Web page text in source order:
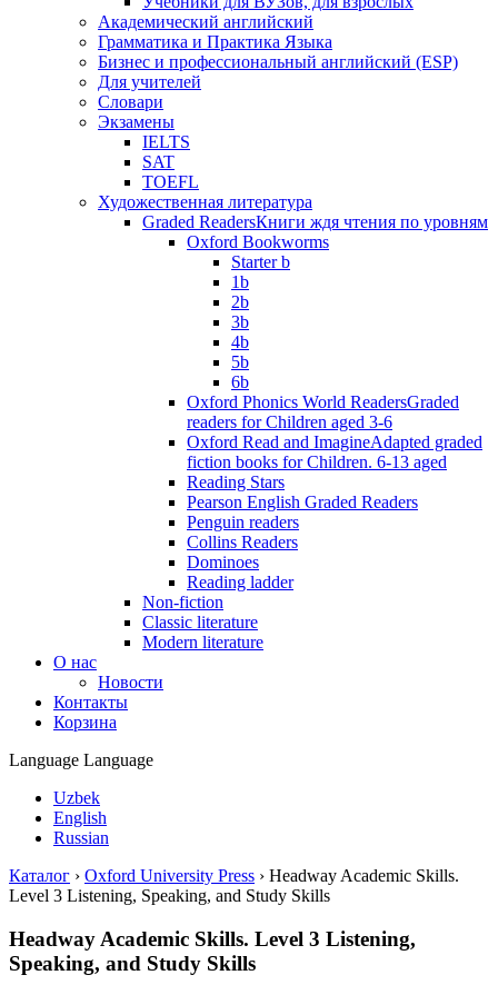
Академический английский
Грамматика и Практика Языка
Бизнес и профессиональный английский (ESP)
Для учителей
Словари
Экзамены
IELTS
SAT
TOEFL
Художественная литература
Graded ReadersКниги ждя чтения по уровням
Oxford Bookworms
Starter b
1b
2b
3b
4b
5b
6b
Oxford Phonics World ReadersGraded
readers for Children aged 3-6
Oxford Read and ImagineAdapted graded
fiction books for Children. 6-13 aged
Reading Stars
Pearson English Graded Readers
Penguin readers
Collins Readers
Dominoes
Reading ladder
Non-fiction
Classic literature
Modern literature
О нас
Новости
Контакты
Корзина
Language Language
Uzbek
English
Russian
Каталог › Oxford University Press › Headway Academic Skills.
Level 3 Listening, Speaking, and Study Skills
Headway Academic Skills. Level 3 Listening,
Speaking, and Study Skills